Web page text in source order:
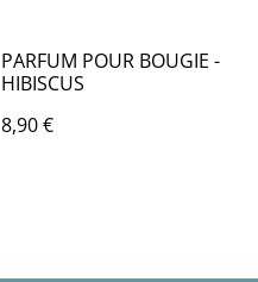
PARFUM POUR BOUGIE -
HIBISCUS
8,90 €